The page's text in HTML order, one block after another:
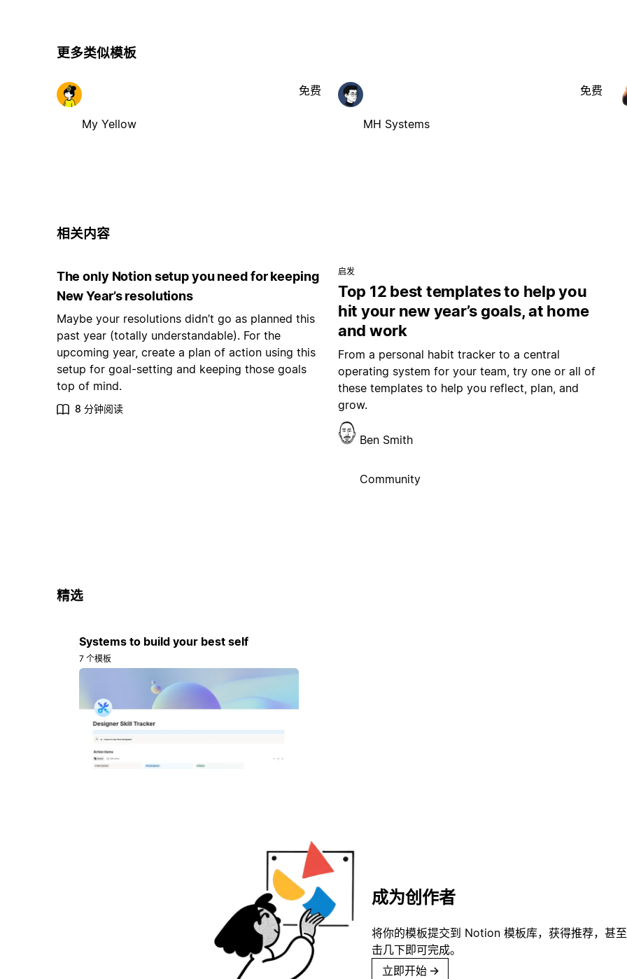
更多类似模板
My Yellow
免费
MH Systems
免费
相关内容
The only Notion setup you need for keeping
New Year’s resolutions
Maybe your resolutions didn’t go as planned this
past year (totally understandable). For the
upcoming year, create a plan of action using this
setup for goal-setting and keeping those goals
top of mind.
8 分钟阅读
启发
Top 12 best templates to help you
hit your new year’s goals, at home
and work
From a personal habit tracker to a central
operating system for your team, try one or all of
these templates to help you reflect, plan, and
grow.
Ben Smith
Community
精选
Systems to build your best self
7 个模板
成为创作者
将你的模板提交到 Notion 模板库，获得推荐，甚
击几下即可完成。
立即开始 →